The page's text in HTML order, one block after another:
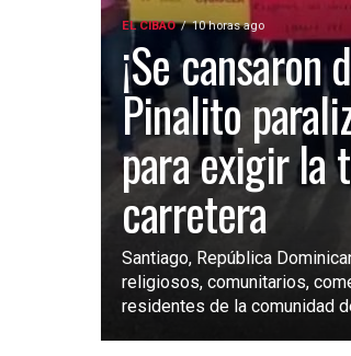
EL CIBAO 10 horas ago
¡Se cansaron
Pinalito
para exigir la
carretera
Santiago, República
religiosos, comunitarios,
residentes de la comunidad